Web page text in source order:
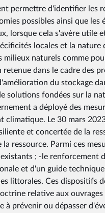
permettre d'identifier les
possibles ainsi que les
lorsque cela s'avère utile
locales et la nature
naturels comme
dans le cadre des
du stockage
solutions fondées sur la
a déployé des
Le 30 mars
et concertée de la
ressource. Parmi ces
; -le renforcement
et d'un guide
littorales. Ces dispositifs
relative aux
à prévenir ou dépasser